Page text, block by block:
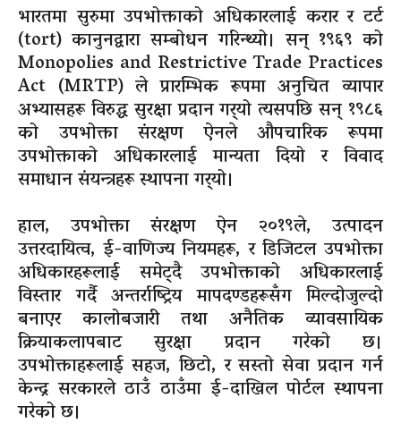
भारतमा सुरुमा उपभोक्ताको अधिकारलाई करार र टर्ट
(tort) कानुनद्वारा सम्बोधन गरिन्थ्यो। सन् १९६९ को
Monopolies and Restrictive Trade Practices
Act (MRTP) ले प्रारम्भिक रूपमा अनुचित व्यापार
अभ्यासहरू विरुद्ध सुरक्षा प्रदान गर्‍यो त्यसपछि सन् १९८६
को उपभोक्ता संरक्षण ऐनले औपचारिक रूपमा
उपभोक्ताको अधिकारलाई मान्यता दियो र विवाद
समाधान संयन्त्रहरू स्थापना गर्‍यो।
हाल, उपभोक्ता संरक्षण ऐन २०१९ले, उत्पादन
उत्तरदायित्व, ई-वाणिज्य नियमहरू, र डिजिटल उपभोक्ता
अधिकारहरूलाई समेट्दै उपभोक्ताको अधिकारलाई
विस्तार गर्दै अन्तर्राष्ट्रिय मापदण्डहरूसँग मिल्दोजुल्दो
बनाएर कालोबजारी तथा अनैतिक व्यावसायिक
क्रियाकलापबाट सुरक्षा प्रदान गरेको छ।
उपभोक्ताहरूलाई सहज, छिटो, र सस्तो सेवा प्रदान गर्न
केन्द्र सरकारले ठाउँ ठाउँमा ई-दाखिल पोर्टल स्थापना
गरेको छ।